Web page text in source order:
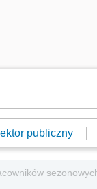
publiczny